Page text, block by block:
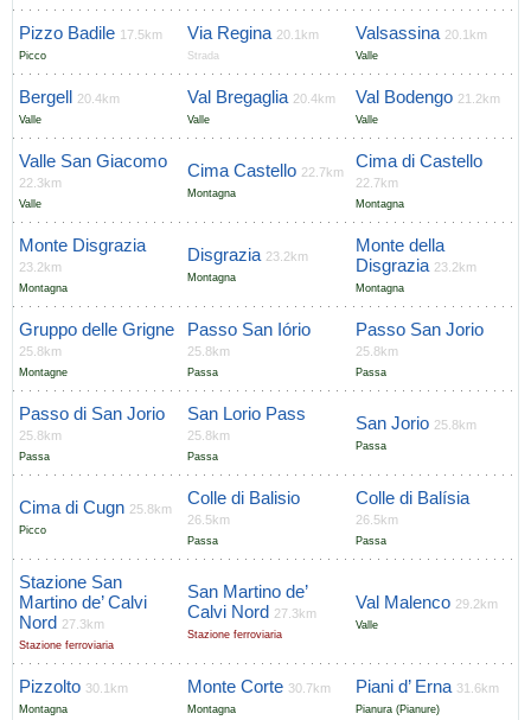
Pizzo Badile 17.5km
Picco
Via Regina 20.1km
Strada
Valsassina 20.1km
Valle
Bergell 20.4km
Valle
Val Bregaglia 20.4km
Valle
Val Bodengo 21.2km
Valle
Valle San Giacomo
22.3km
Valle
Cima Castello 22.7km
Montagna
Cima di Castello
22.7km
Montagna
Monte Disgrazia
23.2km
Montagna
Disgrazia 23.2km
Montagna
Monte della
Disgrazia 23.2km
Montagna
Gruppo delle Grigne
25.8km
Montagne
Passo San Iório
25.8km
Passa
Passo San Jorio
25.8km
Passa
Passo di San Jorio
25.8km
Passa
San Lorio Pass
25.8km
Passa
San Jorio 25.8km
Passa
Cima di Cugn 25.8km
Picco
Colle di Balisio
26.5km
Passa
Colle di Balísia
26.5km
Passa
Stazione San
Martino de’ Calvi
Nord 27.3km
Stazione ferroviaria
San Martino de’
Calvi Nord 27.3km
Stazione ferroviaria
Val Malenco 29.2km
Valle
Pizzolto 30.1km
Montagna
Monte Corte 30.7km
Montagna
Piani d’ Erna 31.6km
Pianura (Pianure)